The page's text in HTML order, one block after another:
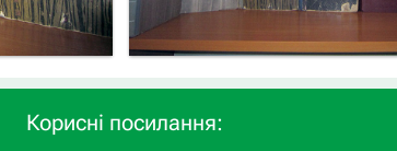
Корисні посилання: